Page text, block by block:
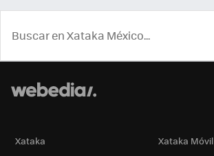
Xataka
Xataka Móvil